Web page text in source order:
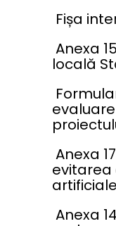
Fișa
Anexa
locală
Anexa
evitarea
artificiale
Anexa